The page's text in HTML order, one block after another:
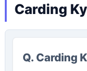
Carding
Q. Carding